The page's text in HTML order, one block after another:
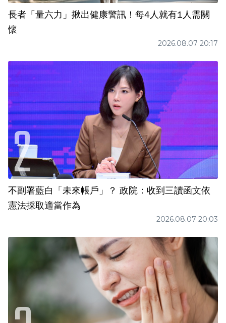
長者「量六力」揪出健康警訊！每4人就有1人需關
懷
2026.08.07 20:17
不副署藍白「未來帳戶」？ 政院：收到三讀函文依
憲法採取適當作為
2026.08.07 20:03